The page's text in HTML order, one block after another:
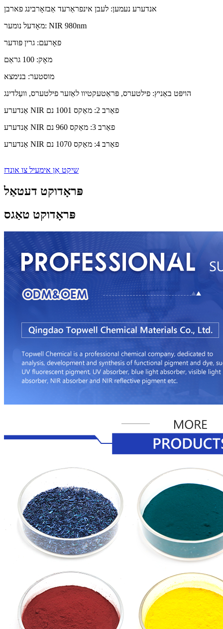
אנדערע נעמען: לעבן אינפראַרעד אַבזאָרבינג פארבן
מאָדעל נומער: NIR 980nm
פאָרעם: גרין פּודער
מאָק: 100 גראַם
מוסטער: בנימצא
הויפּט באַניץ: פילטערס, פּראַטעקטיוו לאַזער פילטערס, וועַלדינג
אַנדערע NIR פאַרב 2: מאַקס 1001 נם
אַנדערע NIR פאַרב 3: מאַקס 960 נם
אַנדערע NIR פאַרב 4: מאַקס 1070 נם
שיקט אַן אימעיל צו אונדז
פּראָדוקט דעטאַל
פּראָדוקט טאַגס